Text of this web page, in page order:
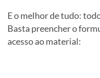
E o melhor de tudo:
Basta preencher o
acesso ao material: